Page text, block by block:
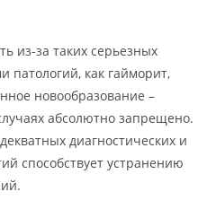
из-за таких серьезных
патологий, как гайморит,
новообразование –
абсолютно запрещено.
диагностических и
способствует устранению